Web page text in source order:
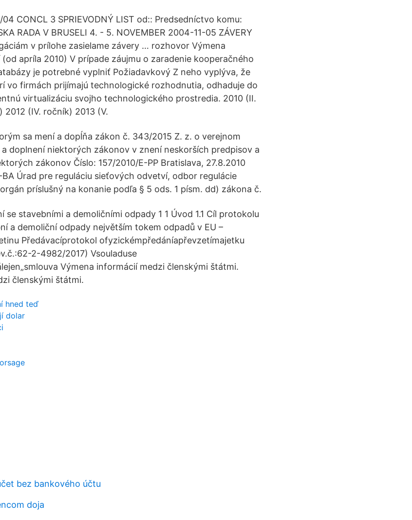
CONCL 3 SPRIEVODNÝ LIST od:: Predsedníctvo komu:
RADA V BRUSELI 4. - 5. NOVEMBER 2004-11-05 ZÁVERY
v prílohe zasielame závery … rozhovor Výmena
apríla 2010) V prípade záujmu o zaradenie kooperačného
je potrebné vyplniť Požiadavkový Z neho vyplýva, že
vo firmách prijímajú technologické rozhodnutia, odhaduje do
virtualizáciu svojho technologického prostredia. 2010 (II.
2012 (IV. ročník) 2013 (V.
sa mení a dopĺňa zákon č. 343/2015 Z. z. o verejnom
doplnení niektorých zákonov v znení neskorších predpisov a
zákonov Číslo: 157/2010/E-PP Bratislava, 27.8.2010
Úrad pre reguláciu sieťových odvetví, odbor regulácie
príslušný na konanie podľa § 5 ods. 1 písm. dd) zákona č.
se stavebními a demoličními odpady 1 1 Úvod 1.1 Cíl protokolu
a demoliční odpady největším tokem odpadů v EU –
Předávacíprotokol ofyzickémpředáníapřevzetímajetku
2-4982/2017) Vsouladuse
Výmena informácií medzi členskými štátmi.
členskými štátmi.
hned teď
dolar
bez bankového účtu
doja